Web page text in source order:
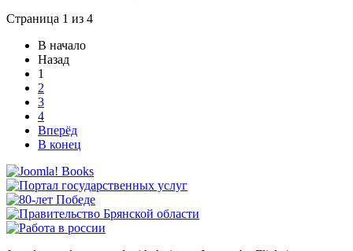
Страница 1 из 4
В начало
Назад
1
2
3
4
Вперёд
В конец